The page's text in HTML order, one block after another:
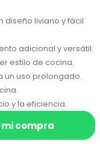
liviano y fácil
adicional y versátil.
estilo de cocina.
un uso prolongado.
y la eficiencia.
compra